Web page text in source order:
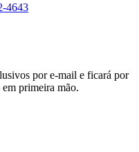
4643
por e-mail e ficará por
primeira mão.